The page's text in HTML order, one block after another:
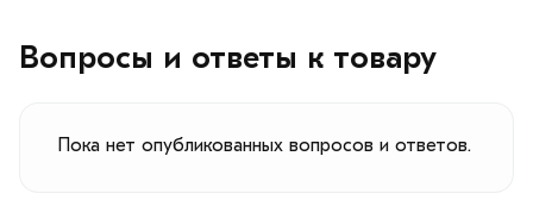
Вопросы и ответы к товару
Пока нет опубликованных вопросов и ответов.